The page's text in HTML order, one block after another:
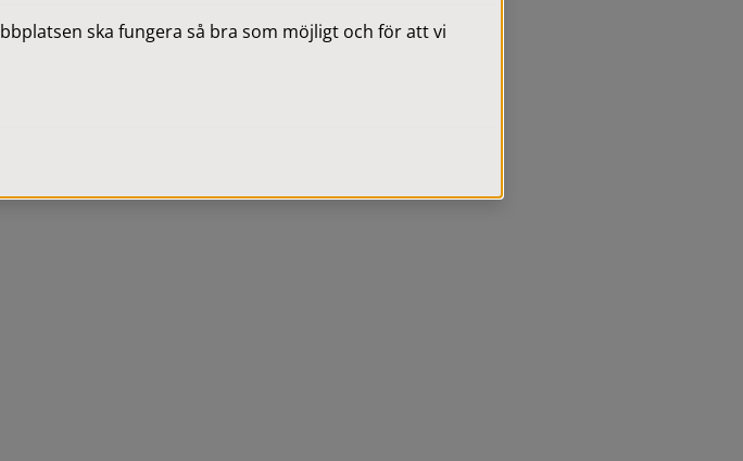
ska fungera så bra som möjligt och för att vi